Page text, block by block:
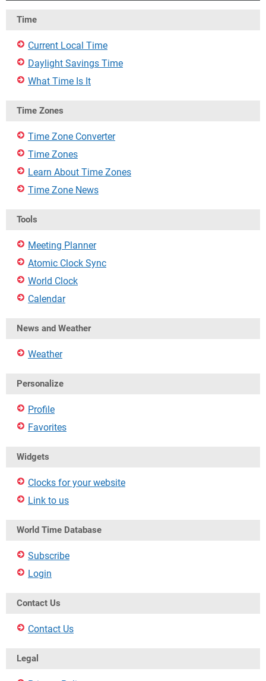
Time
Current Local Time
Daylight Savings Time
What Time Is It
Time Zones
Time Zone Converter
Time Zones
Learn About Time Zones
Time Zone News
Tools
Meeting Planner
Atomic Clock Sync
World Clock
Calendar
News and Weather
Weather
Personalize
Profile
Favorites
Widgets
Clocks for your website
Link to us
World Time Database
Subscribe
Login
Contact Us
Contact Us
Legal